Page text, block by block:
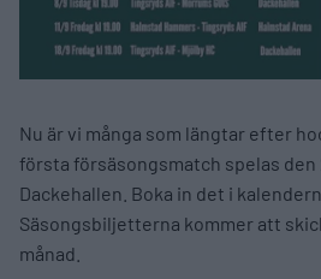
Nu är vi många som längtar efter
första försäsongsmatch spelas den
Dackehallen. Boka in det i
Säsongsbiljetterna kommer att
månad.